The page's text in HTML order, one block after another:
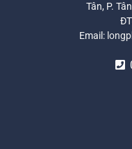
Tân, P.
Email: